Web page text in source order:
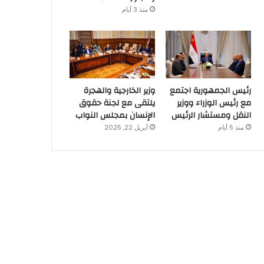
منذ 3 أيام
رئيس الجمهورية اجتمع
مع رئيس الوزراء ووزير
النقل ومستشار الرئيس
منذ 5 أيام
وزير الخارجية والهجرة
يلتقى مع لجنة حقوق
الإنسان بمجلس النواب
أبريل 22, 2025